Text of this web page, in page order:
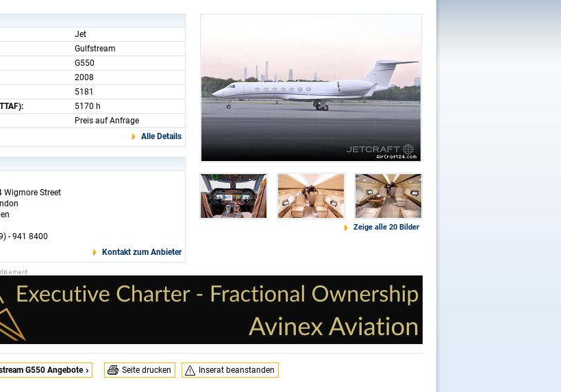
Jet
Gulfstream
G550
2008
5181
5170 h
Preis auf Anfrage
Alle Details
Wigmore Street
- 941 8400
Kontakt zum Anbieter
Zeige alle 20 Bilder
G550 Angebote Seite drucken Inserat beanstanden